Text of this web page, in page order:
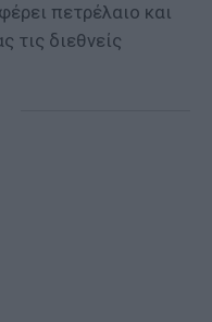
πετρέλαιο και
τις διεθνείς